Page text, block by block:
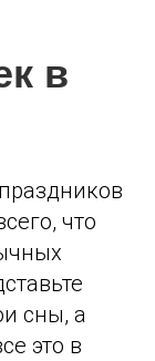
в
что
сны, а
это в